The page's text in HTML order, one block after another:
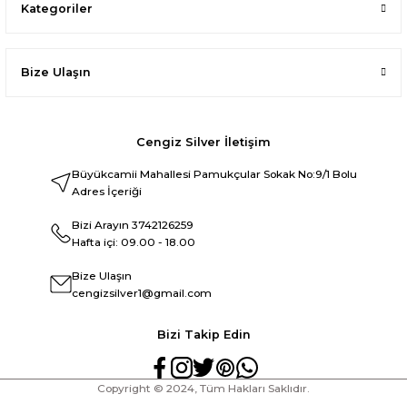
Cengiz Silver İletişim
Büyükcamii Mahallesi Pamukçular Sokak No:9/1 Bolu
Adres İçeriği
Bizi Arayın 3742126259
Hafta içi: 09.00 - 18.00
Bize Ulaşın
cengizsilver1@gmail.com
Kategoriler
Bize Ulaşın
Bizi Takip Edin
Copyright © 2024, Tüm Hakları Saklıdır.